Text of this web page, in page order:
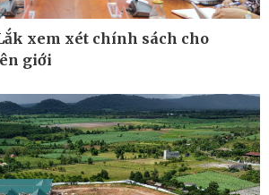
Pickleball
Bóng đá quốc tế
Bóng đá Việt Nam
Thế giới thể thao
Lịch thi đấu bóng đá
eSports
xem xét chính sách cho
giới